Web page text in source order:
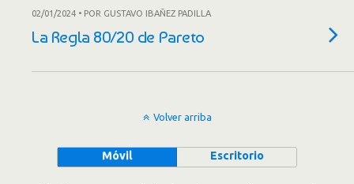
02/01/2024 • POR GUSTAVO IBAÑEZ PADILLA
La Regla 80/20 de Pareto
Volver arriba
Móvil Escritorio